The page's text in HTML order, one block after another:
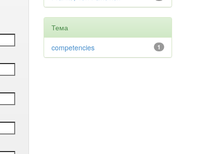
Тема
1
competencies